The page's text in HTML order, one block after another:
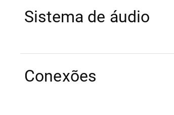
Sistema de áudio
Conexões